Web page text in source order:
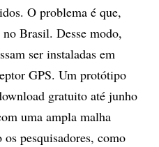
O problema é que,
Brasil. Desse modo,
ser instaladas em
GPS. Um protótipo
gratuito até junho
uma ampla malha
pesquisadores, como